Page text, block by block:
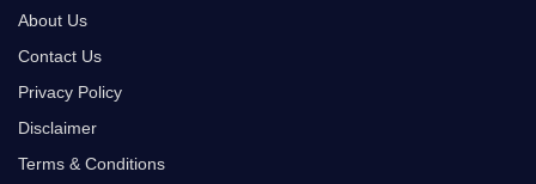
About Us
Contact Us
Privacy Policy
Disclaimer
Terms & Conditions